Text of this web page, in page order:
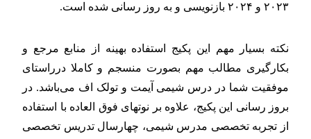
۲۰۲۳ و ۲۰۲۴ بازنویسی و به روز رسانی شده است.
نکته بسیار مهم این پکیج استفاده بهینه از منابع مرجع و
بکارگیری مطالب مهم بصورت منسجم و کاملا درراستای
موفقیت شما در درس شیمی آیمت و تولک اف می‌باشد. در
بروز رسانی این پکیج، علاوه بر نوتهای فوق العاده با استفاده
از تجربه تخصصی مدرس شیمی، چهارسال تدریس تخصصی